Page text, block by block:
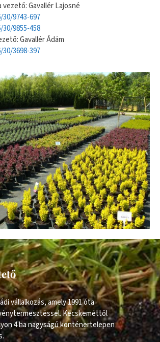
vezető: Gavallér Lajosné
30/9743-697
30/9855-458
Gavallér Ádám
30/3698-397
vállalkozás, amely 1991 óta
Kecskeméttől
4 ha nagyságú konténertelepen